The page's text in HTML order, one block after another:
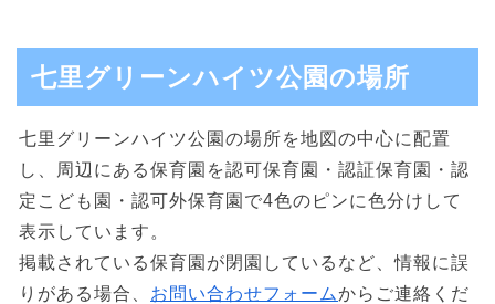
七里グリーンハイツ公園の場所
七里グリーンハイツ公園の場所を地図の中心に配置
し、周辺にある保育園を認可保育園・認証保育園・認
定こども園・認可外保育園で4色のピンに色分けして
表示しています。
掲載されている保育園が閉園しているなど、情報に誤
りがある場合、 お問い合わせフォームからご連絡くだ